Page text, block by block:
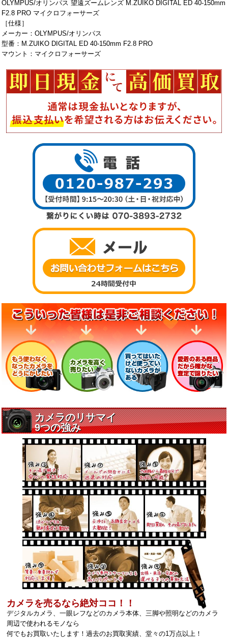
OLYMPUS/オリンパス 望遠ズームレンズ M.ZUIKO DIGITAL ED 40-150mm
F2.8 PRO マイクロフォーサーズ
［仕様］
メーカー：OLYMPUS/オリンパス
型番：M.ZUIKO DIGITAL ED 40-150mm F2.8 PRO
マウント：マイクロフォーサーズ
カメラを売るなら絶対ココ！！
デジタルカメラ、一眼レフなどのカメラ本体、三脚や照明などのカメラ
周辺で使われるモノなら
何でもお買取いたします！過去のお買取実績、堂々の1万点以上！